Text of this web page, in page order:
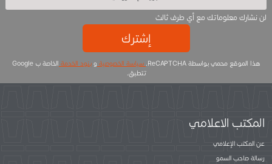
لن نشارك معلوماتك مع أي طرف ثالث
إشترك
هذا الموقع محمي بواسطة ReCAPTCHA. سياسة الخصوصية وبنود الخدمة
الخاصة ب Google
تتطبق.
المكتب الاعلامي
عن المكتب الإعلامي
رسالة صاحب السمو